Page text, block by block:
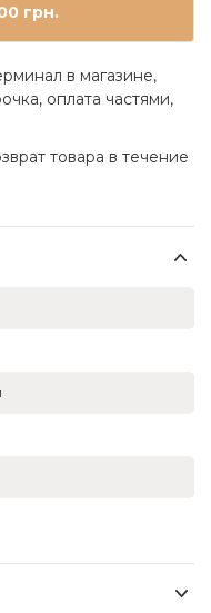
грн.
в магазине,
оплата частями,
товара в течение